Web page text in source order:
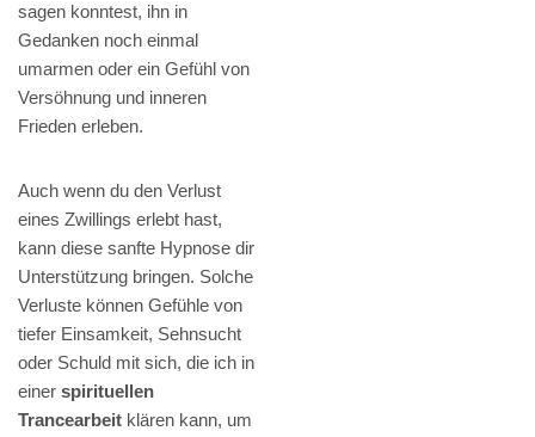
sagen konntest, ihn in
Gedanken noch einmal
umarmen oder ein Gefühl von
Versöhnung und inneren
Frieden erleben.
Auch wenn du den Verlust
eines Zwillings erlebt hast,
kann diese sanfte Hypnose dir
Unterstützung bringen. Solche
Verluste können Gefühle von
tiefer Einsamkeit, Sehnsucht
oder Schuld mit sich, die ich in
einer spirituellen
Trancearbeit klären kann, um